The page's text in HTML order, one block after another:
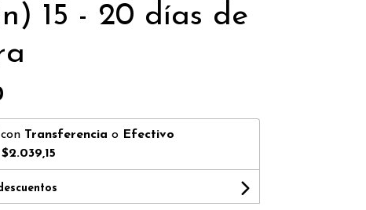
15 - 20 días de
Transferencia o Efectivo
$2.039,15